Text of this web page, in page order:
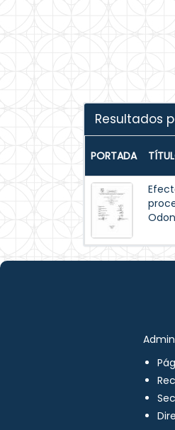
Resultados
PORTADA